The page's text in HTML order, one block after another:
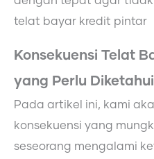
telat bayar kredit pintar
Konsekuensi Telat
yang Perlu Diketahui
Pada artikel ini, kami
konsekuensi yang
seseorang mengalami